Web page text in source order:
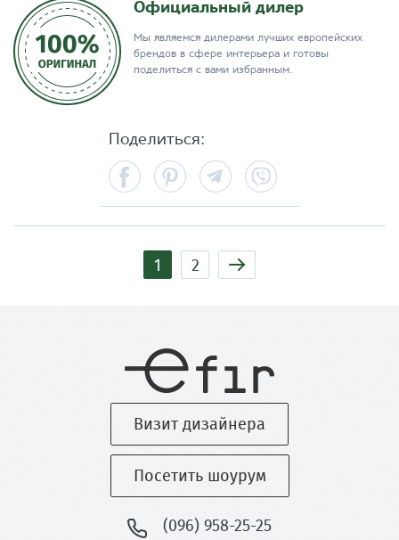
Официальный дилер
Мы являемся дилерами лучших европейских
брендов в сфере интерьера и готовы
поделиться с вами избранным.
Поделиться:
FacebookPinterest Telegram
1 2
(096) 958-25-25
Посетить шоурум
Визит дизайнера